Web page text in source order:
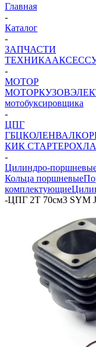
Главная
-
Каталог
-
ЗАПЧАСТИ
ТЕХНИКА
-
МОТОР
МОТОРКУЗОВ
мотобуксировщика
-
ЦПГ
ГБЦКОЛЕНВАЛ
КИК СТАРТЕР
-
Цилиндро-
Кольца поршневые
комплектующие
-ЦПГ 2T 70см3 SYM